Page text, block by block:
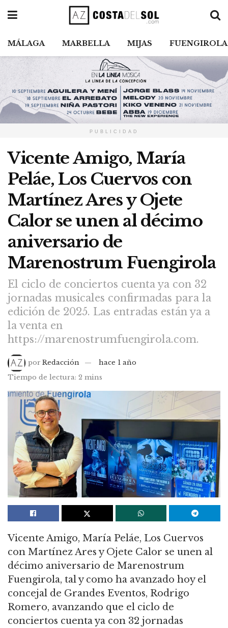
MÁLAGA MARBELLA MIJAS FUENGIROLA
PUBLICIDAD
Vicente Amigo, María
Peláe, Los Cuervos con
Martínez Ares y Ojete
Calor se unen al décimo
aniversario de
Marenostrum Fuengirola
El ciclo de conciertos cuenta ya con 32
jornadas musicales confirmadas para la
edición de 2025. Las entradas están ya a
la venta en
https://marenostrumfuengirola.com.
por Redacción
hace 1 año
Tiempo de lectura: 2 mins
Vicente Amigo, María Peláe, Los Cuervos
con Martínez Ares y Ojete Calor se unen al
décimo aniversario de Marenostrum
Fuengirola, tal y como ha avanzado hoy el
concejal de Grandes Eventos, Rodrigo
Romero, avanzando que el ciclo de
conciertos cuenta ya con 32 jornadas